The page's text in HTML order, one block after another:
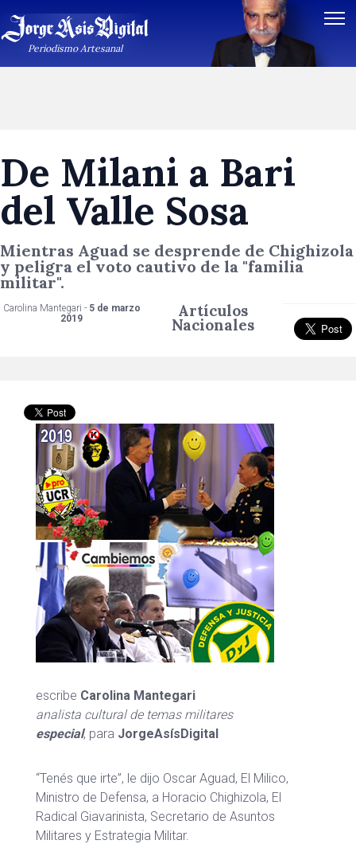
Periodismo Artesanal
De Milani a Bari
del Valle Sosa
Mientras Aguad se desprende de Chighizola
y peligra el voto cautivo de la "familia
militar".
Carolina Mantegari - 5 de marzo
2019
Artículos
Nacionales
escribe Carolina Mantegari
analista cultural de temas militares
especial, para JorgeAsísDigital
“Tenés que irte”, le dijo Oscar Aguad, El Milico,
Ministro de Defensa, a Horacio Chighizola, El
Radical Giavarinista, Secretario de Asuntos
Militares y Estrategia Militar.